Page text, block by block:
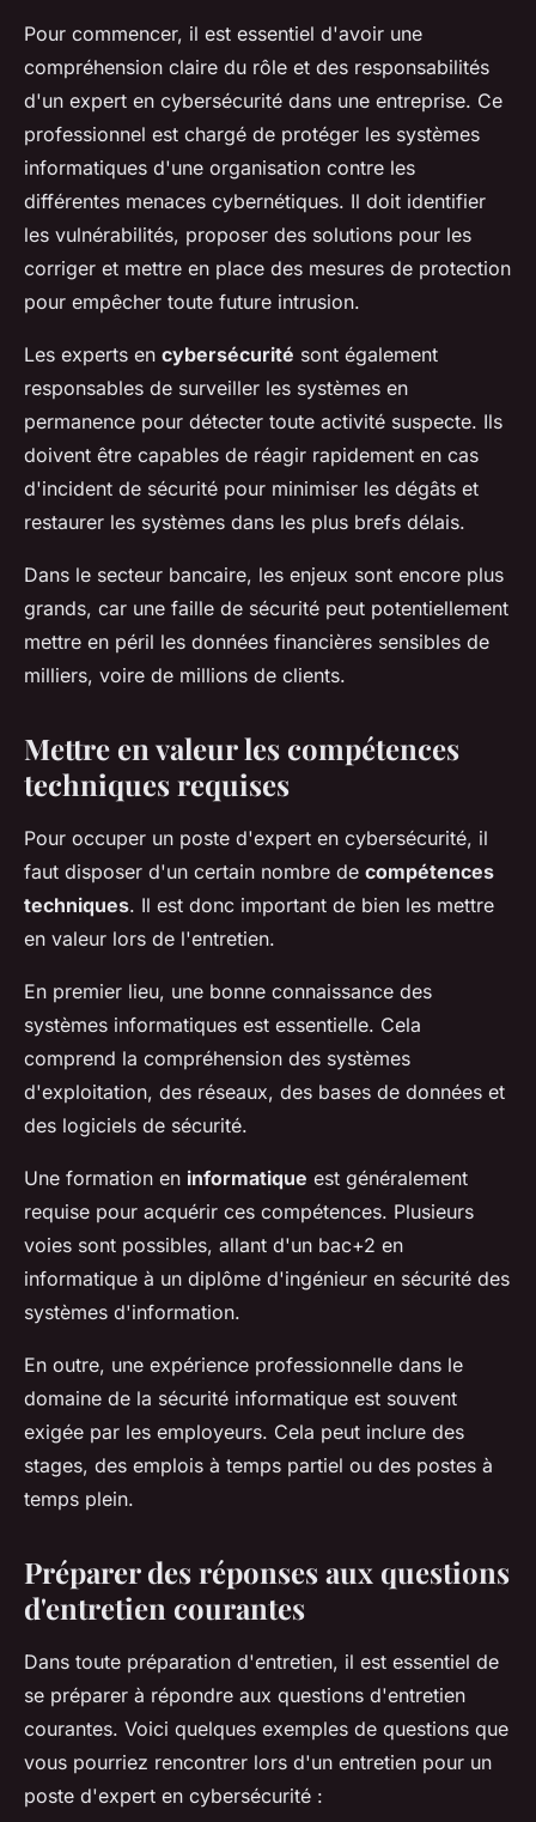
Pour commencer, il est essentiel d'avoir une
compréhension claire du rôle et des responsabilités
d'un expert en cybersécurité dans une entreprise. Ce
professionnel est chargé de protéger les systèmes
informatiques d'une organisation contre les
différentes menaces cybernétiques. Il doit identifier
les vulnérabilités, proposer des solutions pour les
corriger et mettre en place des mesures de protection
pour empêcher toute future intrusion.
Les experts en cybersécurité sont également
responsables de surveiller les systèmes en
permanence pour détecter toute activité suspecte. Ils
doivent être capables de réagir rapidement en cas
d'incident de sécurité pour minimiser les dégâts et
restaurer les systèmes dans les plus brefs délais.
Dans le secteur bancaire, les enjeux sont encore plus
grands, car une faille de sécurité peut potentiellement
mettre en péril les données financières sensibles de
milliers, voire de millions de clients.
Mettre en valeur les compétences
techniques requises
Pour occuper un poste d'expert en cybersécurité, il
faut disposer d'un certain nombre de compétences
techniques. Il est donc important de bien les mettre
en valeur lors de l'entretien.
En premier lieu, une bonne connaissance des
systèmes informatiques est essentielle. Cela
comprend la compréhension des systèmes
d'exploitation, des réseaux, des bases de données et
des logiciels de sécurité.
Une formation en informatique est généralement
requise pour acquérir ces compétences. Plusieurs
voies sont possibles, allant d'un bac+2 en
informatique à un diplôme d'ingénieur en sécurité des
systèmes d'information.
En outre, une expérience professionnelle dans le
domaine de la sécurité informatique est souvent
exigée par les employeurs. Cela peut inclure des
stages, des emplois à temps partiel ou des postes à
temps plein.
Préparer des réponses aux questions
d'entretien courantes
Dans toute préparation d'entretien, il est essentiel de
se préparer à répondre aux questions d'entretien
courantes. Voici quelques exemples de questions que
vous pourriez rencontrer lors d'un entretien pour un
poste d'expert en cybersécurité :